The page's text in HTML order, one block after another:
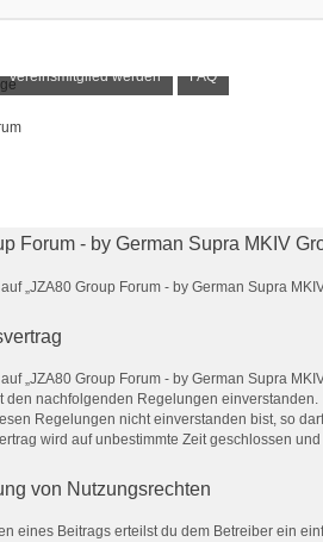
Vereinsmitglied werden FAQ
Forum - by German Supra MKIV
„JZA80 Group Forum - by German Supra
„JZA80 Group Forum - by German Supra
den nachfolgenden Regelungen einverstanden.
Regelungen nicht einverstanden bist, so
wird auf unbestimmte Zeit geschlossen
von Nutzungsrechten
eines Beitrags erteilst du dem Betreiber ein